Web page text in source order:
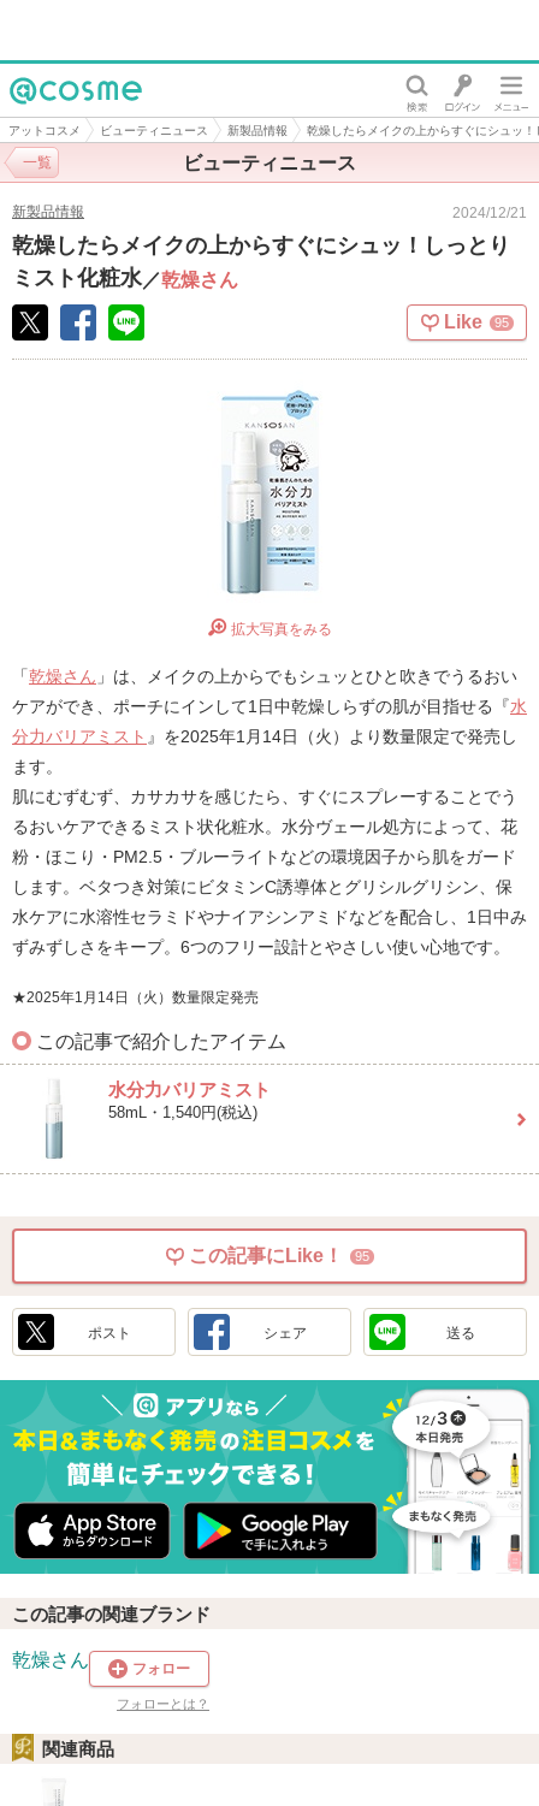
@cosme
アットコスメ ビューティニュース 新製品情報 乾燥したらメイクの上からすぐにシュッ
ビューティニュース
一覧
新製品情報 2024/12/21
乾燥したらメイクの上からすぐにシュッ！しっとり
ミスト化粧水／乾燥さん
Like 95
拡大写真をみる
「乾燥さん 」は、メイクの上からでもシュッとひと吹きでうるおい
ケアができ、ポーチにインして1日中乾燥しらずの肌が目指せる『水
分力バリアミスト 』を2025年1月14日（火）より数量限定で発売し
ます。
肌にむずむず、カサカサを感じたら、すぐにスプレーすることでう
るおいケアできるミスト状化粧水。水分ヴェール処方によって、花
粉・ほこり・PM2.5・ブルーライトなどの環境因子から肌をガード
します。ベタつき対策にビタミンC誘導体とグリシルグリシン、保
水ケアに水溶性セラミドやナイアシンアミドなどを配合し、1日中み
ずみずしさをキープ。6つのフリー設計とやさしい使い心地です。
★2025年1月14日（火）数量限定発売
この記事で紹介したアイテム
水分力バリアミスト
58mL・1,540円(税込)
この記事にLike！ 95
ポスト シェア 送る
この記事の関連ブランド
乾燥さん フォロー
フォローとは？
関連商品